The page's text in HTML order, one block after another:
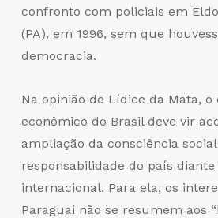
confronto com policiais em
(PA), em 1996, sem que
democracia.
Na opinião de Lídice da Mata,
econômico do Brasil deve vir
ampliação da consciência
responsabilidade do país
internacional. Para ela, os
Paraguai não se resumem aos